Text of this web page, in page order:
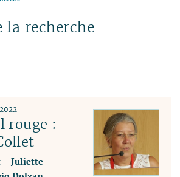
la recherche
rouge :
-Juliette